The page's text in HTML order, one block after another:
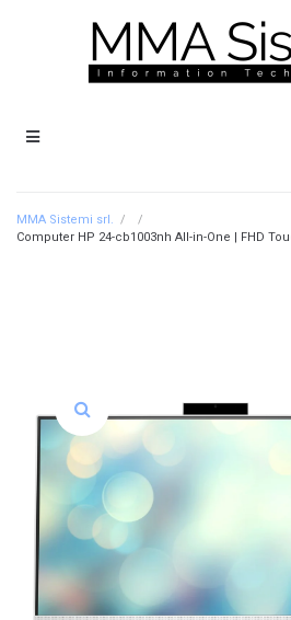
MMA Sistemi srl. /
/
Computer HP 24-cb1003nh All-in-One | FHD